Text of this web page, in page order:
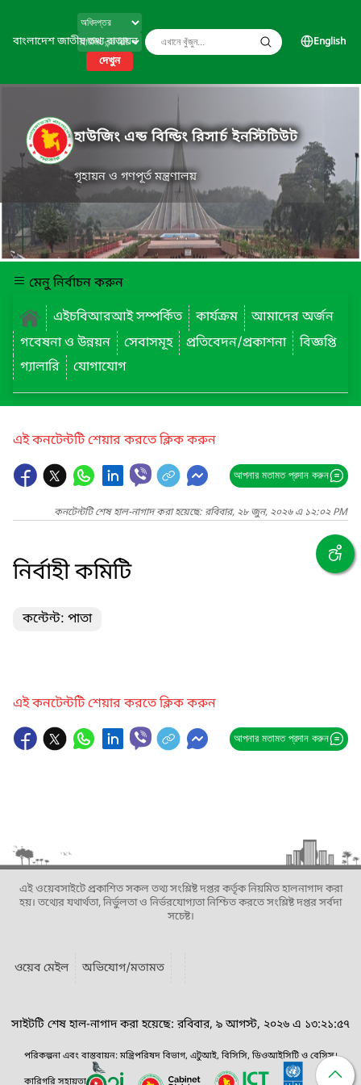
বাংলাদেশ জাতীয় তথ্য বাতায়ন
দেখুন
English
হাউজিং এন্ড বিল্ডিং রিসার্চ ইনস্টিটিউট
গৃহায়ন ও গণপূর্ত মন্ত্রণালয়
মেনু নির্বাচন করুন
এইচবিআরআই সম্পর্কিত
কার্যক্রম
আমাদের অর্জন
গবেষনা ও উন্নয়ন
সেবাসমূহ প্রতিবেদন/প্রকাশনা
বিজ্ঞপ্তি
গ্যালারি
যোগাযোগ
এই কনটেন্টটি শেয়ার করতে ক্লিক করুন
আপনার মতামত প্রদান করুন
কনটেন্টটি শেষ হাল-নাগাদ করা হয়েছে: রবিবার, ২৮ জুন, ২০২৬ এ ১২:০২ PM
নির্বাহী কমিটি
কন্টেন্ট: পাতা
এই কনটেন্টটি শেয়ার করতে ক্লিক করুন
আপনার মতামত প্রদান করুন
এই ওয়েবসাইটে প্রকাশিত সকল তথ্য সংশ্লিষ্ট দপ্তর কর্তৃক নিয়মিত হালনাগাদ করা
হয়। তথ্যের যথার্থতা, নির্ভুলতা ও নির্ভরযোগ্যতা নিশ্চিত করতে সংশ্লিষ্ট দপ্তর সর্বদা
সচেষ্ট।
ওয়েব মেইল অভিযোগ/মতামত
সাইটটি শেষ হাল-নাগাদ করা হয়েছে: রবিবার, ৯ আগস্ট, ২০২৬ এ ১৩:২১:৫৭
পরিকল্পনা এবং বাস্তবায়ন: মন্ত্রিপরিষদ বিভাগ, এটুআই, বিসিসি, ডিওআইসিটি ও বেসিস।
কারিগরি সহায়তা